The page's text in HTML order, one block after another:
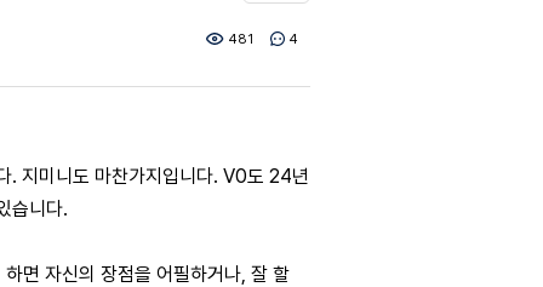
481 4
. 지미니도 마찬가지입니다. V0도 24년
습니다.
면 자신의 장점을 어필하거나, 잘 할